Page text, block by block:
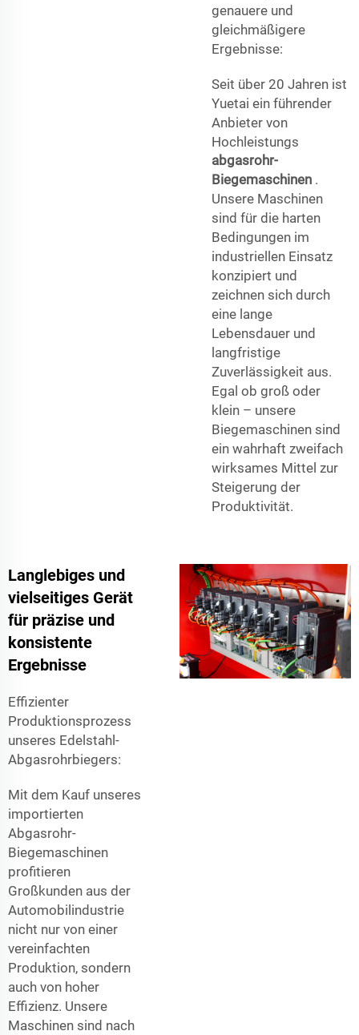
genauere und
gleichmäßigere
Ergebnisse:
Seit über 20 Jahren ist
Yuetai ein führender
Anbieter von
Hochleistungs
abgasrohr-
Biegemaschinen .
Unsere Maschinen
sind für die harten
Bedingungen im
industriellen Einsatz
konzipiert und
zeichnen sich durch
eine lange
Lebensdauer und
langfristige
Zuverlässigkeit aus.
Egal ob groß oder
klein – unsere
Biegemaschinen sind
ein wahrhaft zweifach
wirksames Mittel zur
Steigerung der
Produktivität.
Langlebiges und
vielseitiges Gerät
für präzise und
konsistente
Ergebnisse
Effizienter
Produktionsprozess
unseres Edelstahl-
Abgasrohrbiegers:
Mit dem Kauf unseres
importierten
Abgasrohr-
Biegemaschinen
profitieren
Großkunden aus der
Automobilindustrie
nicht nur von einer
vereinfachten
Produktion, sondern
auch von hoher
Effizienz. Unsere
Maschinen sind nach